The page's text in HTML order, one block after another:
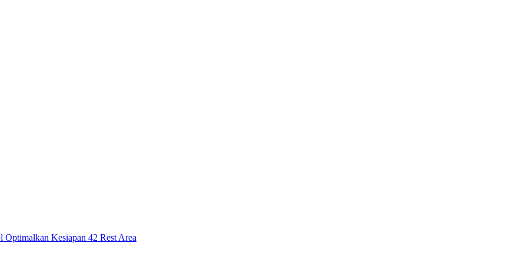
Optimalkan Kesiapan 42 Rest Area